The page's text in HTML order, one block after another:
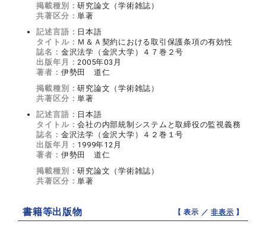
掲載種別：研究論文（学術雑誌）
共著区分：単著
記述言語： 日本語
タイトル： Ｍ＆Ａ契約における取引保護条項の有効性
誌名： 金沢法学（金沢大学）４７巻２号
出版年月：2005年03月
著者： 伊勢田 道仁
掲載種別：研究論文（学術雑誌）
共著区分：単著
記述言語： 日本語
タイトル：会社の内部統制システムと取締役の監視義務
誌名： 金沢法学（金沢大学）４２巻１号
出版年月： 1999年12月
著者： 伊勢田 道仁
掲載種別：研究論文（学術雑誌）
共著区分：単著
書籍等出版物 【 表示 ／非表示 】